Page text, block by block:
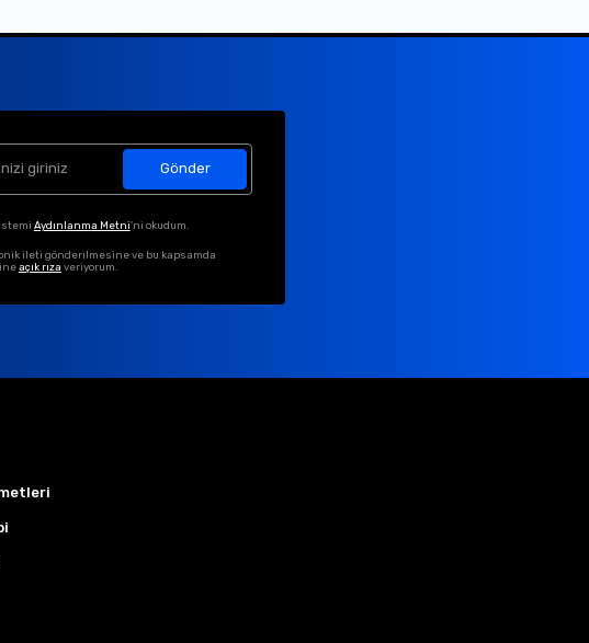
Gönder
Aydınlanma Metni'ni okudum.
ileti gönderilmesine ve bu kapsamda
açık rıza veriyorum.